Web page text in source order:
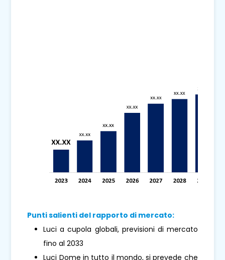
Punti salienti del rapporto di mercato:
Luci a cupola globali, previsioni di mercato
fino al 2033
Luci Dome in tutto il mondo, si prevede che